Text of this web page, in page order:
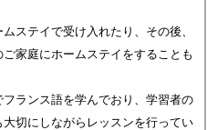
ステイで受け入れたり、その後、
家庭にホームステイをすることも
ランス語を学んでおり、学習者の
大切にしながらレッスンを行ってい